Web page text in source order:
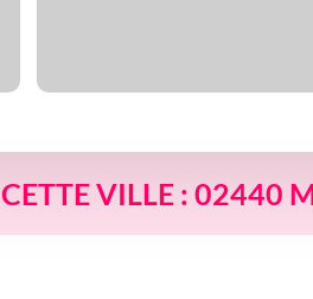
VILLE : 02440